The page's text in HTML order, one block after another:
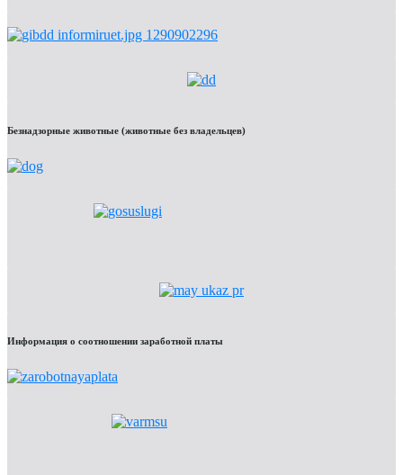
Безнадзорные животные (животные без владельцев)
Информация о соотношении заработной платы